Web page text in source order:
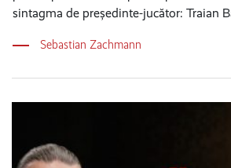
sintagma de președinte-jucător: Traian
Sebastian Zachmann